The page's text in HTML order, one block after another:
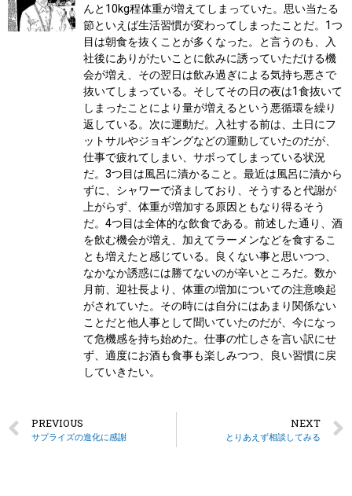
んと10kg程体重が増えてしまっていた。思い当たる
節といえば生活習慣が変わってしまったことだ。1つ
目は朝食を抜くことが多くなった。と言うのも、入
社後にありがたいことに飲みに誘っていただける機
会が増え、その翌日は飲み過ぎによる気持ち悪さで
抜いてしまっている。そしてその日の夜は1食抜いて
しまったことにより量が増えるという悪循環を繰り
返している。次に運動だ。入社する前は、土日にフ
ットサルやジョギングなどの運動していたのだが、
仕事で疲れてしまい、サボってしまっている状況
だ。3つ目は風呂に漬かること。最近は風呂に漬から
ずに、シャワーで済ましており、そうすると代謝が
上がらず、体重が増加する原因ともなり得るそう
だ。4つ目は全体的な飲食である。前述した通り、酒
を飲む機会が増え、加えてラーメンなどを食するこ
とも増えたと感じている。良くない事と思いつつ、
なかなか誘惑には勝てないのが辛いところだ。数か
月前、迎社長より、体重の増加についての注意喚起
がされていた。その時には自分にはあまり関係ない
ことだと他人事として聞いていたのだが、今になっ
て危機感を持ち始めた。仕事の忙しさを言い訳にせ
ず、適度にお酒も食事も楽しみつつ、良い習慣に戻
していきたい。
PREVIOUS
サプライズの進化に感謝
NEXT
とりあえず相談してみる